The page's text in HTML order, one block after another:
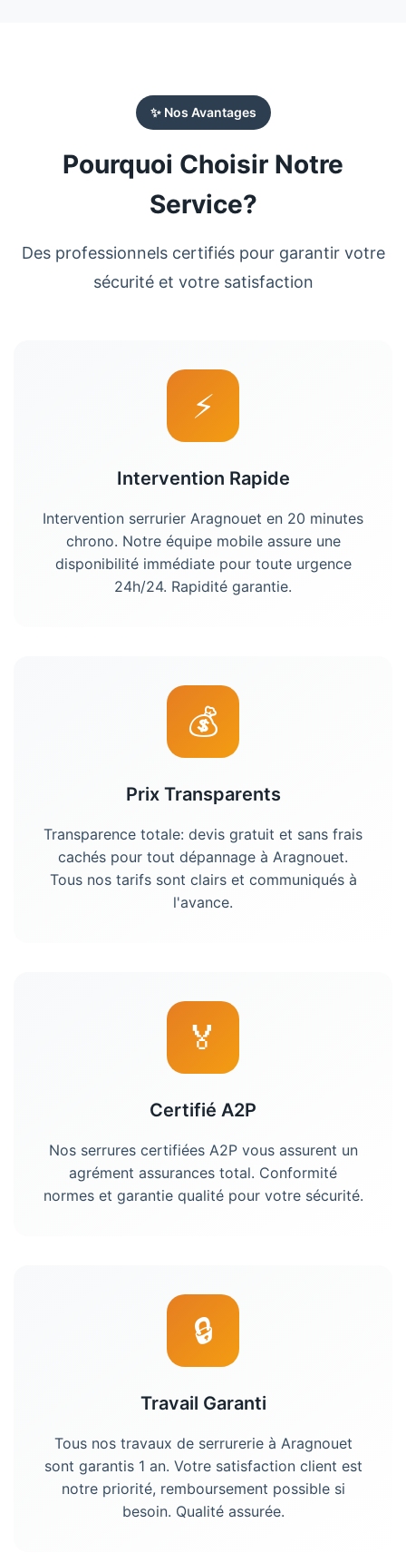
✨ Nos Avantages
Pourquoi Choisir Notre
Service?
Des professionnels certifiés pour garantir votre
sécurité et votre satisfaction
⚡
Intervention Rapide
Intervention serrurier Aragnouet en 20 minutes
chrono. Notre équipe mobile assure une
disponibilité immédiate pour toute urgence
24h/24. Rapidité garantie.
💰
Prix Transparents
Transparence totale: devis gratuit et sans frais
cachés pour tout dépannage à Aragnouet.
Tous nos tarifs sont clairs et communiqués à
l'avance.
🏅
Certifié A2P
Nos serrures certifiées A2P vous assurent un
agrément assurances total. Conformité
normes et garantie qualité pour votre sécurité.
🔒
Travail Garanti
Tous nos travaux de serrurerie à Aragnouet
sont garantis 1 an. Votre satisfaction client est
notre priorité, remboursement possible si
besoin. Qualité assurée.